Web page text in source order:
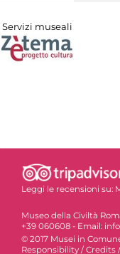
Servizi museali
Leggi le recensioni su:
Museo della Civiltà
+39 060608 - Email:
© 2017 Musei in
Responsibility / Credits /